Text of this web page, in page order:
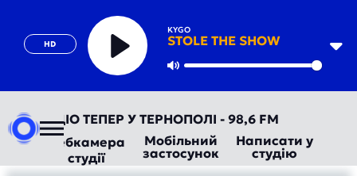
HD
KYGO
STOLE THE SHOW
Play
ТЕПЕР У ТЕРНОПОЛІ - 98,6 FM
Вебкамера
студії
Мобільний
застосунок
Написати у
студію